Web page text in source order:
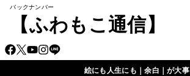
バックナンバー
【ふわもこ通信】
絵にも人生にも｜余白｜が大事